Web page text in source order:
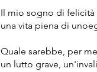
Il mio sogno di felicità
una vita piena di
Quale sarebbe, per
un lutto grave,